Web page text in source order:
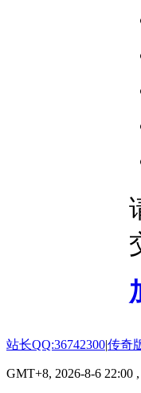
站长QQ:36742300|传奇
GMT+8, 2026-8-6 22:00